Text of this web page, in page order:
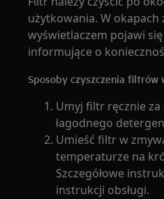
użytkowania. W
wyświetlaczem pojawi
informujące o
Sposoby czyszczenia
Umyj filtr ręcznie
łagodnego
Umieść filtr w
temperaturze na
Szczegółowe
instrukcji obsługi.